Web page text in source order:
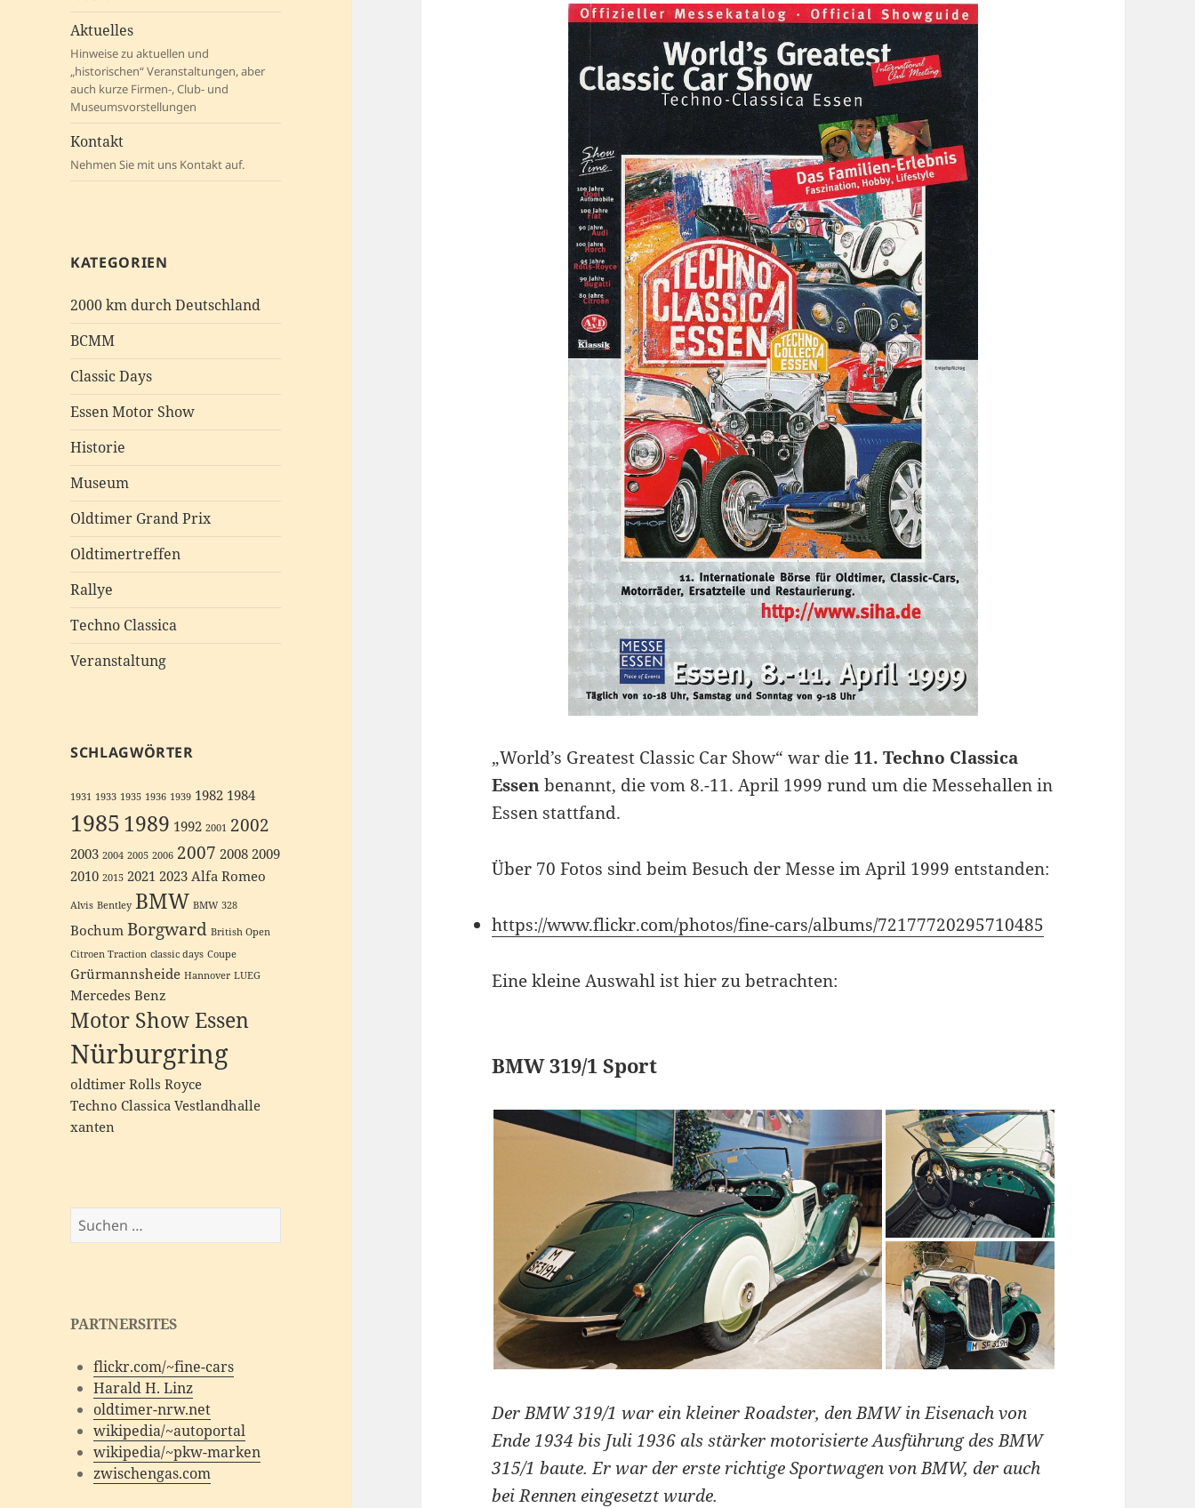
Aktuelles
Hinweise zu aktuellen und
„historischen“ Veranstaltungen, aber
auch kurze Firmen-, Club- und
Museumsvorstellungen
Kontakt
Nehmen Sie mit uns Kontakt auf.
KATEGORIEN
2000 km durch Deutschland
BCMM
Classic Days
Essen Motor Show
Historie
Museum
Oldtimer Grand Prix
Oldtimertreffen
Rallye
Techno Classica
Veranstaltung
SCHLAGWÖRTER
1931 1933 1935 1936 1939 1982 1984
19851989 1992 2001 2002
2003 2004 2005 2006 2007 20082009
2010 2015 2021 2023Alfa Romeo
Alvis Bentley BMW BMW 328
BochumBorgward British Open
Citroen Traction classic days Coupe
Grürmannsheide Hannover LUEG
Mercedes Benz
Motor Show Essen
Nürburgring
oldtimerRolls Royce
Techno ClassicaVestlandhalle
xanten
Suchen
nach:
PARTNERSITES
flickr.com/~fine-cars
Harald H. Linz
oldtimer-nrw.net
wikipedia/~autoportal
wikipedia/~pkw-marken
zwischengas.com
„World’s Greatest Classic Car Show“ war die 11. Techno Classica
Essenbenannt, die vom 8.-11. April 1999 rund um die Messehallen in
Essen stattfand.
Über 70 Fotos sind beim Besuch der Messe im April 1999 entstanden:
https://www.flickr.com/photos/fine-cars/albums/72177720295710485
Eine kleine Auswahl ist hier zu betrachten:
BMW 319/1 Sport
Der BMW 319/1 war ein kleiner Roadster, den BMW in Eisenach von
Ende 1934 bis Juli 1936 als stärker motorisierte Ausführung des BMW
315/1 baute. Er war der erste richtige Sportwagen von BMW, der auch
bei Rennen eingesetzt wurde.